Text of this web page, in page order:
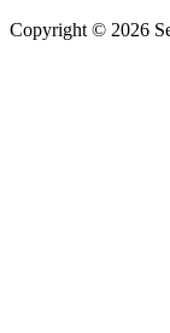
Copyright © 2026